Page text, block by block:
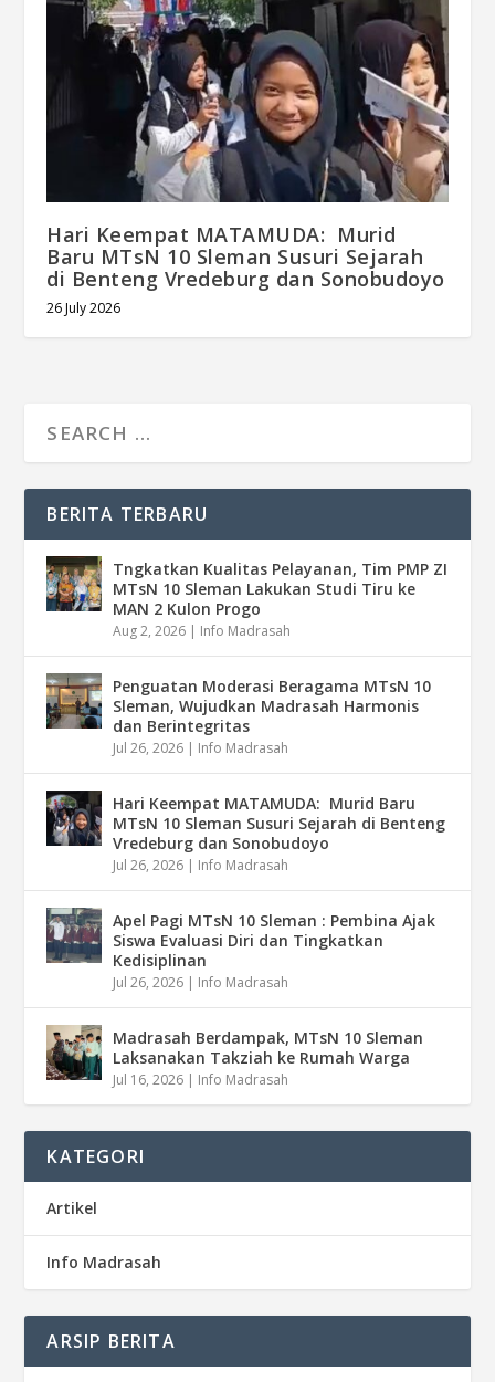
Hari Keempat MATAMUDA: Murid
Baru MTsN 10 Sleman Susuri Sejarah
di Benteng Vredeburg dan Sonobudoyo
26 July 2026
BERITA TERBARU
Tngkatkan Kualitas Pelayanan, Tim PMP ZI
MTsN 10 Sleman Lakukan Studi Tiru ke
MAN 2 Kulon Progo
Aug 2, 2026 Info Madrasah
Penguatan Moderasi Beragama MTsN 10
Sleman, Wujudkan Madrasah Harmonis
dan Berintegritas
Jul 26, 2026 Info Madrasah
Hari Keempat MATAMUDA: Murid Baru
MTsN 10 Sleman Susuri Sejarah di Benteng
Vredeburg dan Sonobudoyo
Jul 26, 2026 Info Madrasah
Apel Pagi MTsN 10 Sleman : Pembina Ajak
Siswa Evaluasi Diri dan Tingkatkan
Kedisiplinan
Jul 26, 2026 Info Madrasah
Madrasah Berdampak, MTsN 10 Sleman
Laksanakan Takziah ke Rumah Warga
Jul 16, 2026 Info Madrasah
KATEGORI
Artikel
Info Madrasah
ARSIP BERITA